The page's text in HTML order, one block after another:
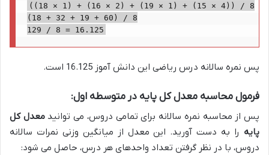
((18 × 1) + (16 × 2) + (19 × 1) + (15 × 4)) / 8
(18 + 32 + 19 + 60) / 8
129 / 8 = 16.125
پس نمره سالانه درس ریاضی این دانش آموز 16.125 است.
فرمول محاسبه معدل کل پایه در متوسطه اول:
پس از محاسبه نمره سالانه برای تمامی دروس، می توانیدمعدل کل
پایه را به دست آورید. این معدل از میانگین وزنی نمرات سالانه
دروس، با در نظر گرفتن تعداد واحدهای هر درس، حاصل می شود: